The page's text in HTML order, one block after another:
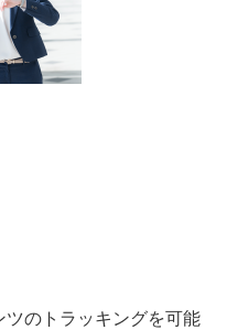
ツのトラッキングを可能